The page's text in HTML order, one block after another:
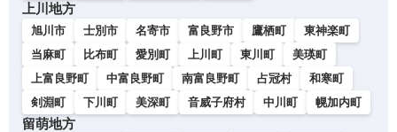
上川地方
旭川市 士別市 名寄市 富良野市 鷹栖町
東神楽町
当麻町
比布町 愛別町 上川町 東川町
美瑛町
上富良野町
中富良野町 南富良野町 占冠村
和寒町
剣淵町
下川町 美深町 音威子府村 中川町 幌加内町
留萌地方